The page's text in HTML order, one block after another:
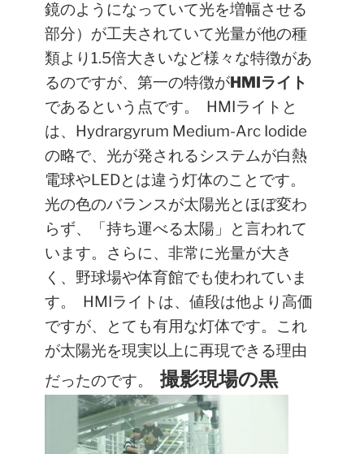
鏡のようになっていて光を増幅させる
部分）が工夫されていて光量が他の種
類より1.5倍大きいなど様々な特徴があ
るのですが、第一の特徴がHMIライト
であるという点です。
HMIライトと
は、Hydrargyrum Medium-Arc Iodide
の略で、光が発されるシステムが白熱
電球やLEDとは違う灯体のことです。
光の色のバランスが太陽光とほぼ変わ
らず、「持ち運べる太陽」と言われて
います。さらに、非常に光量が大き
く、野球場や体育館でも使われていま
す。
HMIライトは、値段は他より高価
ですが、とても有用な灯体です。これ
が太陽光を現実以上に再現できる理由
だったのです。
撮影現場の黒